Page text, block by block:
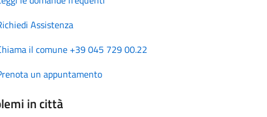
Assistenza
il comune +39 045 729 00.22
un appuntamento
in città